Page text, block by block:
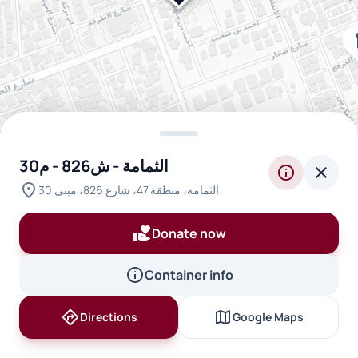
inventory_2
inventory_2
inventory_2
inventory_2
inventory_2الثمامة - ش826 - م30
location_on الثمامة، منطقة 47، شارع 826، مبنى 30
info close
volunteer_activismDonate now
infoContainer info
directionsDirections mapGoogle Maps